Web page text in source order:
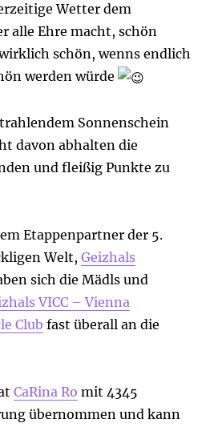
Wetter dem
alle Ehre macht, schön
schön, wenns endlich
werden würde
Sonnenschein
davon abhalten die
und fleißig Punkte zu
Etappenpartner der 5.
Welt,Geizhals
sich die Mädls und
VICC – Vienna
Club fast überall an die
CaRina Ro mit 4345
übernommen und kann